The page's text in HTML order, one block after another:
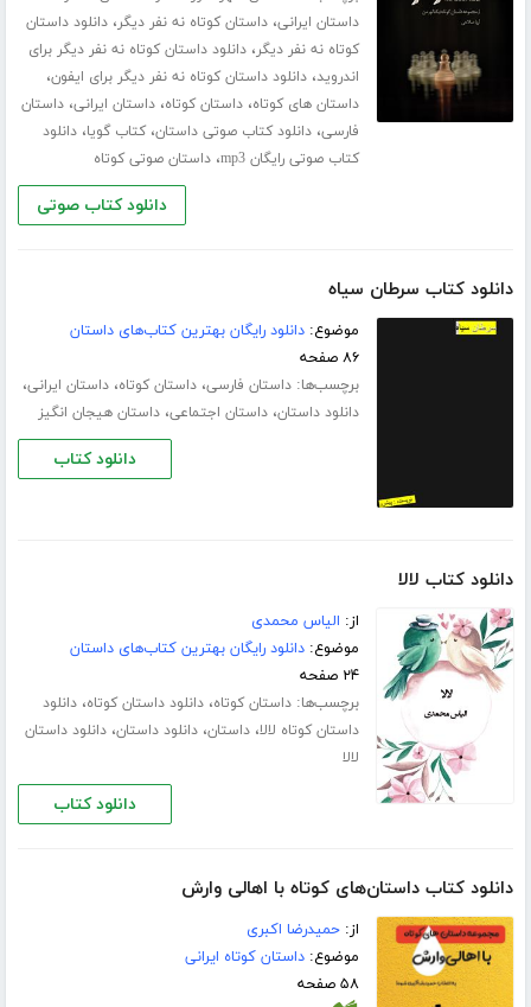
داستان ایرانی،داستان کوتاه نه نفر دیگر،دانلود داستان
کوتاه نه نفر دیگر،دانلود داستان کوتاه نه نفر دیگر برای
اندروید،دانلود داستان کوتاه نه نفر دیگر برای ایفون،
داستان های کوتاه،داستان کوتاه،داستان ایرانی،داستان
فارسی،دانلود کتاب صوتی داستان،کتاب گویا،دانلود
کتاب صوتی رایگان mp3
،داستان صوتی کوتاه
دانلود کتاب صوتی
دانلود کتاب سرطان سیاه
موضوع:دانلود رایگان بهترین کتاب‌های داستان
۸۶ صفحه
برچسب‌ها:داستان فارسی،داستان کوتاه،داستان ایرانی،
دانلود داستان،داستان اجتماعی،داستان هیجان انگیز
دانلود کتاب
دانلود کتاب لالا
از: الیاس محمدی
موضوع:دانلود رایگان بهترین کتاب‌های داستان
۲۴ صفحه
برچسب‌ها:داستان کوتاه،دانلود داستان کوتاه،دانلود
داستان کوتاه لالا،داستان،دانلود داستان،دانلود داستان
لالا
دانلود کتاب
دانلود کتاب داستان‌های کوتاه با اهالی وارش
از:حمیدرضا اکبری
موضوع:داستان کوتاه ایرانی
۵۸ صفحه